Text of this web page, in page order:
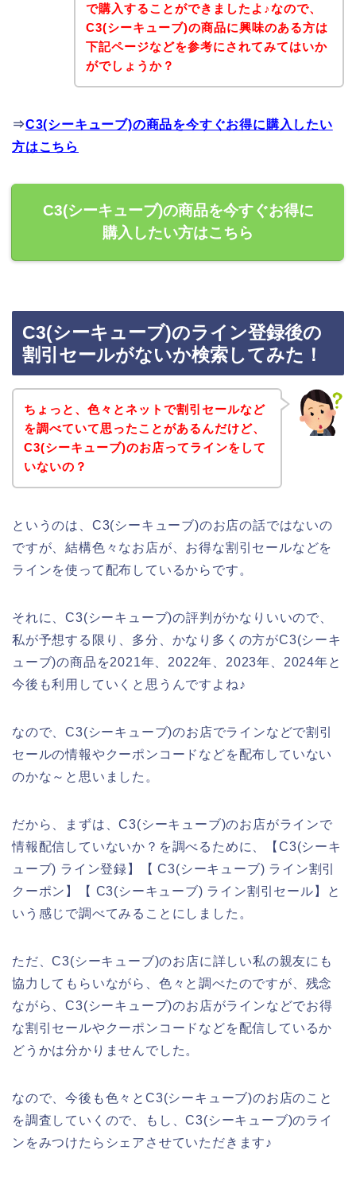
で購入することができましたよ♪なので、
C3(シーキューブ)の商品に興味のある方は
下記ページなどを参考にされてみてはいか
がでしょうか？
⇒C3(シーキューブ)の商品を今すぐお得に購入したい
方はこちら
C3(シーキューブ)の商品を今すぐお得に
購入したい方はこちら
C3(シーキューブ)のライン登録後の
割引セールがないか検索してみた！
ちょっと、色々とネットで割引セールなど
を調べていて思ったことがあるんだけど、
C3(シーキューブ)のお店ってラインをして
いないの？
というのは、C3(シーキューブ)のお店の話ではないの
ですが、結構色々なお店が、お得な割引セールなどを
ラインを使って配布しているからです。
それに、C3(シーキューブ)の評判がかなりいいので、
私が予想する限り、多分、かなり多くの方がC3(シーキ
ューブ)の商品を2021年、2022年、2023年、2024年と
今後も利用していくと思うんですよね♪
なので、C3(シーキューブ)のお店でラインなどで割引
セールの情報やクーポンコードなどを配布していない
のかな～と思いました。
だから、まずは、C3(シーキューブ)のお店がラインで
情報配信していないか？を調べるために、【C3(シーキ
ューブ) ライン登録】【 C3(シーキューブ) ライン割引
クーポン】【 C3(シーキューブ) ライン割引セール】と
いう感じで調べてみることにしました。
ただ、C3(シーキューブ)のお店に詳しい私の親友にも
協力してもらいながら、色々と調べたのですが、残念
ながら、C3(シーキューブ)のお店がラインなどでお得
な割引セールやクーポンコードなどを配信しているか
どうかは分かりませんでした。
なので、今後も色々とC3(シーキューブ)のお店のこと
を調査していくので、もし、C3(シーキューブ)のライ
ンをみつけたらシェアさせていただきます♪